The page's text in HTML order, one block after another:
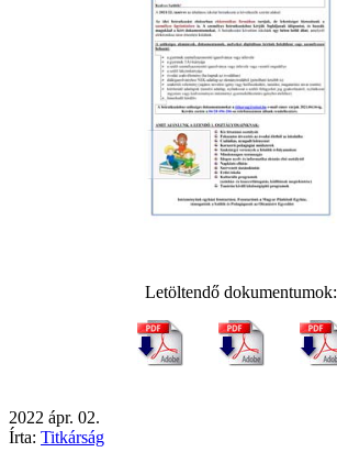
Letöltendő dokumentumok:
2022 ápr. 02.
Írta: Titkárság